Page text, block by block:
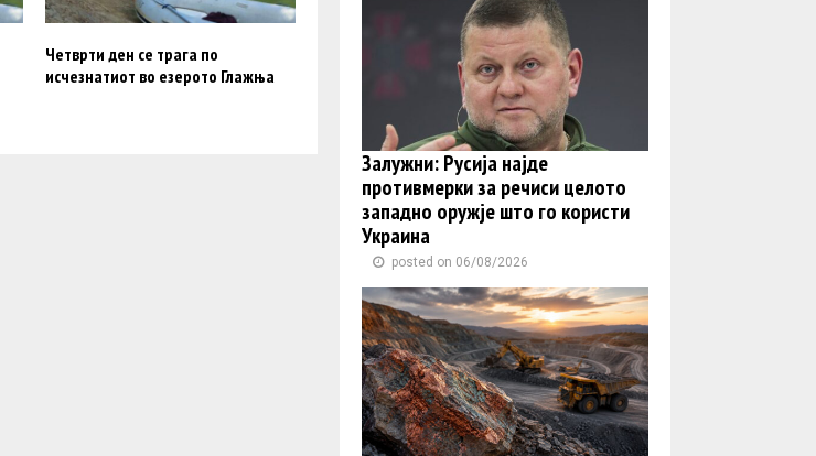
Четврти ден се трага по
исчезнатиот во езерото Глажња
Залужни: Русија најде
противмерки за речиси целото
западно оружје што го користи
Украина
posted on 06/08/2026